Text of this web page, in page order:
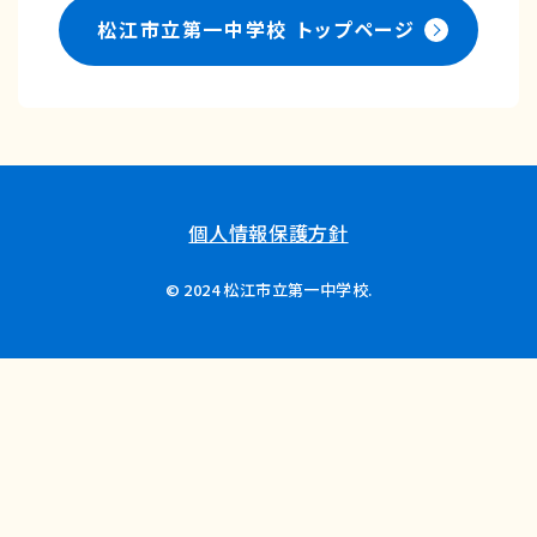
松江市立第一中学校 トップページ
個人情報保護方針
© 2024 松江市立第一中学校.